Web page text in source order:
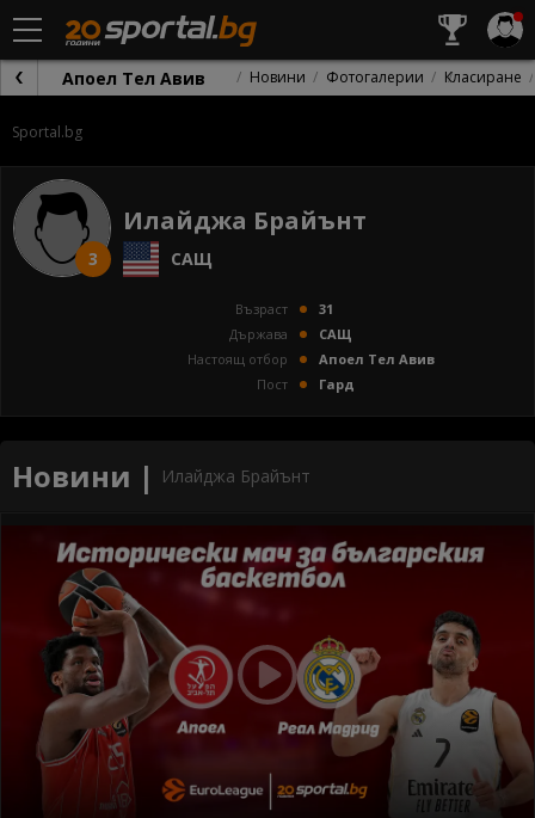
Апоел Тел Авив Новини Фотогалерии Класиране
Sportal.bg
3
Илайджа Брайънт
САЩ
Възраст
31
Държава
САЩ
Настоящ отбор
Апоел Тел Авив
Пост
Гард
Новини | Илайджа Брайънт